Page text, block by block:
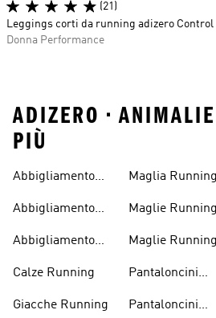
(21)
Leggings corti da running adizero Control
Donna Performance
ADIZERO •
PIÙ
Abbigliamento
Abbigliamento
Abbigliamento
Calze Running
Giacche Running
Maglia Running
Maglie Running
Maglie Running
Pantaloncini
Pantaloncini